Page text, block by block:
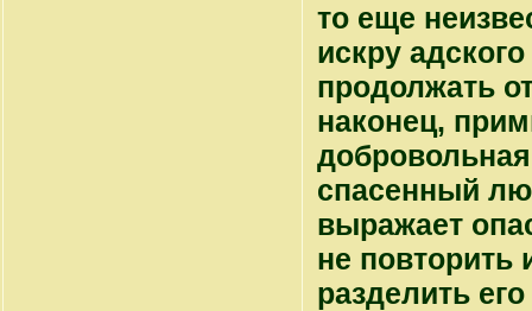
то еще
искру
продолжать
наконец,
спасенный
выражает
не
разделить